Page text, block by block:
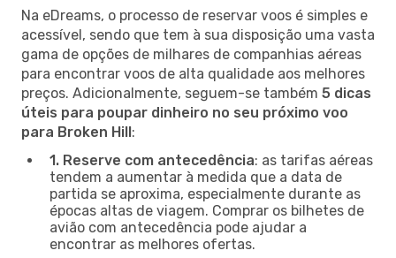
Na eDreams, o processo de reservar voos é simples e
acessível, sendo que tem à sua disposição uma vasta
gama de opções de milhares de companhias aéreas
para encontrar voos de alta qualidade aos melhores
preços. Adicionalmente, seguem-se também 5 dicas
úteis para poupar dinheiro no seu próximo voo
para Broken Hill:
1. Reserve com antecedência: as tarifas aéreas
tendem a aumentar à medida que a data de
partida se aproxima, especialmente durante as
épocas altas de viagem. Comprar os bilhetes de
avião com antecedência pode ajudar a
encontrar as melhores ofertas.